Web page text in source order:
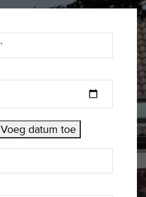
Voeg datum toe